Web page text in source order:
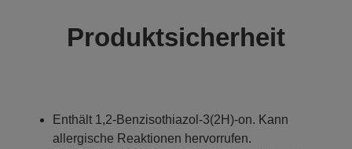
Produktsicherheit
Enthält 1,2-Benzisothiazol-3(2H)-on. Kann
allergische Reaktionen hervorrufen.